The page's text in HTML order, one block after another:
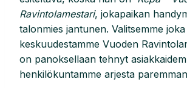
Ravintolamestari, jokapaikan
talonmies jantunen. Valitsemme
keskuudestamme Vuoden
on panoksellaan tehnyt
henkilökuntamme arjesta